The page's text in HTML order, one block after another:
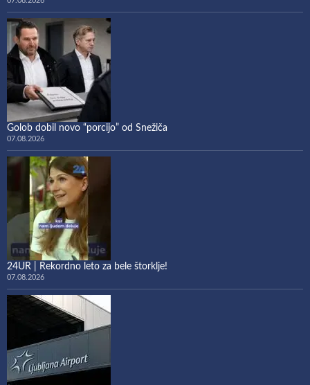
Golob dobil novo “porcijo” od Snežiča
07.08.2026
24UR | Rekordno leto za bele štorklje!
07.08.2026